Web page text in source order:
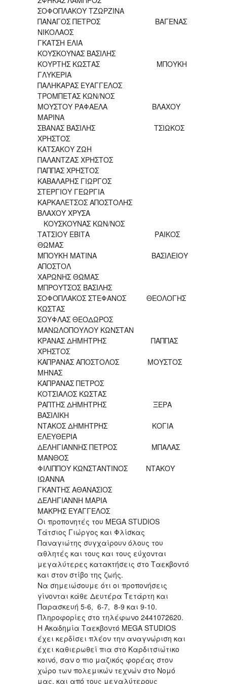
ΣΟΦΟΠΛΑΚΟΥ ΤΖΩΡΖΙΝΑ
ΠΑΝΑΓΟΣ ΠΕΤΡΟΣ ΒΑΓΕΝΑΣ
ΝΙΚΟΛΑΟΣ
ΓΚΑΤΣΗ ΕΛΙΑ
ΚΟΥΣΚΟΥΝΑΣ ΒΑΣΙΛΗΣ
ΚΟΥΡΤΗΣ ΚΩΣΤΑΣ ΜΠΟΥΚΗ
ΓΛΥΚΕΡΙΑ
ΠΑΛΗΚΑΡΑΣ ΕΥΑΓΓΕΛΟΣ
ΤΡΟΜΠΕΤΑΣ ΚΩΝ/ΝΟΣ
ΜΟΥΣΤΟΥ ΡΑΦΑΕΛΑ ΒΛΑΧΟΥ
ΜΑΡΙΝΑ
ΣΒΑΝΑΣ ΒΑΣΙΛΗΣ ΤΣΙΩΚΟΣ
ΧΡΗΣΤΟΣ
ΚΑΤΣΑΚΟΥ ΖΩΗ
ΠΑΛΑΝΤΖΑΣ ΧΡΗΣΤΟΣ
ΠΑΠΠΑΣ ΧΡΗΣΤΟΣ
ΚΑΒΑΛΑΡΗΣ ΓΙΩΡΓΟΣ
ΣΤΕΡΓΙΟΥ ΓΕΩΡΓΙΑ
ΚΑΡΚΑΛΕΤΣΟΣ ΑΠΟΣΤΟΛΗΣ
ΒΛΑΧΟΥ ΧΡΥΣΑ
ΚΟΥΣΚΟΥΝΑΣ ΚΩΝ/ΝΟΣ
ΤΑΤΣΙΟΥ ΕΒΙΤΑ ΡΑΙΚΟΣ
ΘΩΜΑΣ
ΜΠΟΥΚΗ ΜΑΤΙΝΑ ΒΑΣΙΛΕΙΟΥ
ΑΠΟΣΤΟΛ
ΧΑΡΩΝΗΣ ΘΩΜΑΣ
ΜΠΡΟΥΤΣΟΣ ΒΑΣΙΛΗΣ
ΣΟΦΟΠΛΑΚΟΣ ΣΤΕΦΑΝΟΣ ΘΕΟΛΟΓΗΣ
ΚΩΣΤΑΣ
ΣΟΥΦΛΑΣ ΘΕΟΔΩΡΟΣ
ΜΑΝΩΛΟΠΟΥΛΟΥ ΚΩΝΣΤΑΝ
ΚΡΑΝΑΣ ΔΗΜΗΤΡΗΣ ΠΑΠΠΑΣ
ΧΡΗΣΤΟΣ
ΚΑΠΡΑΝΑΣ ΑΠΟΣΤΟΛΟΣ ΜΟΥΣΤΟΣ
ΜΗΝΑΣ
ΚΑΠΡΑΝΑΣ ΠΕΤΡΟΣ
ΚΟΤΣΙΑΛΟΣ ΚΩΣΤΑΣ
ΡΑΠΤΗΣ ΔΗΜΗΤΡΗΣ ΞΕΡΑ
ΒΑΣΙΛΙΚΗ
ΝΤΑΚΟΣ ΔΗΜΗΤΡΗΣ ΚΟΓΙΑ
ΕΛΕΥΘΕΡΙΑ
ΔΕΛΗΓΙΑΝΝΗΣ ΠΕΤΡΟΣ ΜΠΑΛΑΣ
ΜΑΝΘΟΣ
ΦΙΛΙΠΠΟΥ ΚΩΝΣΤΑΝΤΙΝΟΣ ΝΤΑΚΟΥ
ΙΩΑΝΝΑ
ΓΚΑΝΤΗΣ ΑΘΑΝΑΣΙΟΣ
ΔΕΛΗΓΙΑΝΝΗ ΜΑΡΙΑ
ΜΑΚΡΗΣ ΕΥΑΓΓΕΛΟΣ
Οι προπονητές του MEGA STUDIOS
Τάτσιος Γιώργος και Φλίσκας
Παναγιώτης συγχαίρουν όλους του
αθλητές και τους και τους εύχονται
μεγαλύτερες κατακτήσεις στο Ταεκβοντό
και στον στίβο της ζωής.
Να σημειώσουμε ότι οι προπονήσεις
γίνονται κάθε Δευτέρα Τετάρτη και
Παρασκευή 5-6, 6-7, 8-9 και 9-10.
Πληροφορίες στο τηλέφωνο 2441072620.
Η Ακαδημία Ταεκβοντό MEGA STUDIOS
έχει κερδίσει πλέον την αναγνώριση και
έχει καθιερωθεί πια στο Καρδιτσιώτικο
κοινό, σαν ο πιο μαζικός φορέας στον
χώρο των πολεμικών τεχνών στο Νομό
μας, και από τους μεγαλύτερους